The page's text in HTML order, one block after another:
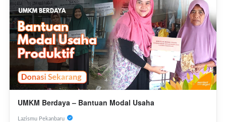
UMKM Berdaya – Bantuan Modal Usaha
Lazismu Pekanbaru